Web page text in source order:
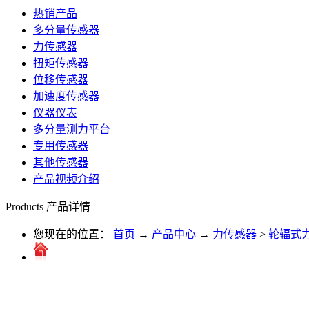
热销产品
多分量传感器
力传感器
扭矩传感器
位移传感器
加速度传感器
仪器仪表
多分量测力平台
专用传感器
其他传感器
产品视频介绍
Products 产品详情
您现在的位置： 首页 → 产品中心 → 力传感器 > 轮辐式